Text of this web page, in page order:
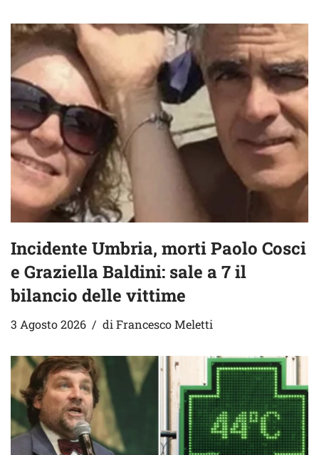
Incidente Umbria, morti Paolo Cosci
e Graziella Baldini: sale a 7 il
bilancio delle vittime
3 Agosto 2026 di Francesco Meletti